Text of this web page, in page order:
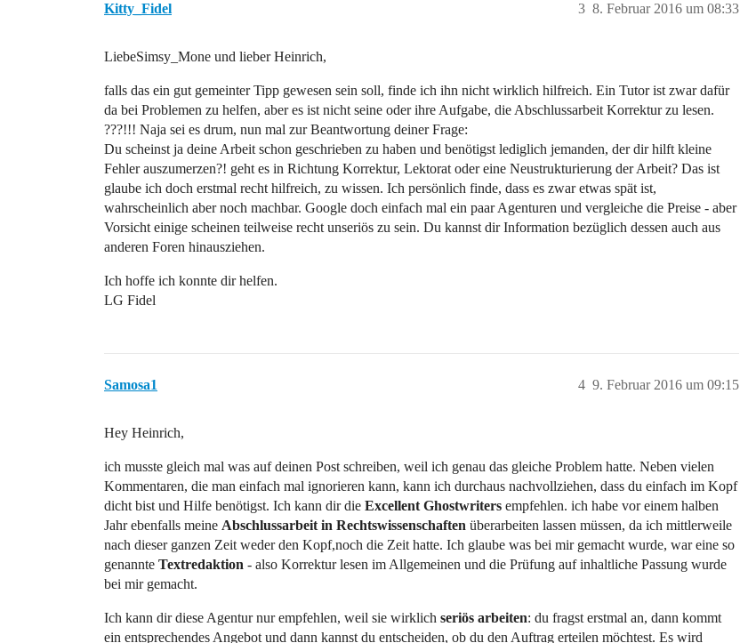
Kitty_Fidel 8. Februar 2016 um 08:33
3
LiebeSimsy_Mone und lieber Heinrich,
falls das ein gut gemeinter Tipp gewesen sein soll, finde ich ihn nicht wirklich hilfreich. Ein Tutor ist zwar dafür
da bei Problemen zu helfen, aber es ist nicht seine oder ihre Aufgabe, die Abschlussarbeit Korrektur zu lesen.
???!!! Naja sei es drum, nun mal zur Beantwortung deiner Frage:
Du scheinst ja deine Arbeit schon geschrieben zu haben und benötigst lediglich jemanden, der dir hilft kleine
Fehler auszumerzen?! geht es in Richtung Korrektur, Lektorat oder eine Neustrukturierung der Arbeit? Das ist
glaube ich doch erstmal recht hilfreich, zu wissen. Ich persönlich finde, dass es zwar etwas spät ist,
wahrscheinlich aber noch machbar. Google doch einfach mal ein paar Agenturen und vergleiche die Preise - aber
Vorsicht einige scheinen teilweise recht unseriös zu sein. Du kannst dir Information bezüglich dessen auch aus
anderen Foren hinausziehen.
Ich hoffe ich konnte dir helfen.
LG Fidel
Samosa1 9. Februar 2016 um 09:15
4
Hey Heinrich,
ich musste gleich mal was auf deinen Post schreiben, weil ich genau das gleiche Problem hatte. Neben vielen
Kommentaren, die man einfach mal ignorieren kann, kann ich durchaus nachvollziehen, dass du einfach im Kopf
dicht bist und Hilfe benötigst. Ich kann dir die Excellent Ghostwriters empfehlen. ich habe vor einem halben
Jahr ebenfalls meine Abschlussarbeit in Rechtswissenschaften überarbeiten lassen müssen, da ich mittlerweile
nach dieser ganzen Zeit weder den Kopf,noch die Zeit hatte. Ich glaube was bei mir gemacht wurde, war eine so
genannte Textredaktion - also Korrektur lesen im Allgemeinen und die Prüfung auf inhaltliche Passung wurde
bei mir gemacht.
Ich kann dir diese Agentur nur empfehlen, weil sie wirklich seriös arbeiten: du fragst erstmal an, dann kommt
ein entsprechendes Angebot und dann kannst du entscheiden, ob du den Auftrag erteilen möchtest. Es wird